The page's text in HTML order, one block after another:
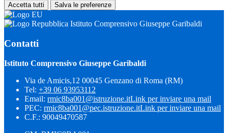
Accetta tutti Salva le preferenze
Istituto Comprensivo Giuseppe Garibaldi
Contatti
Istituto Comprensivo Giuseppe Garibaldi
Via de Amicis,12 00045 Genzano di Roma (RM)
Tel: +39 06 93953112
Email: rmic8ba001@istruzione.itLink per inviare una mail
PEC: rmic8ba001@pec.istruzione.itLink per inviare una mail
C.F.: 90049470587